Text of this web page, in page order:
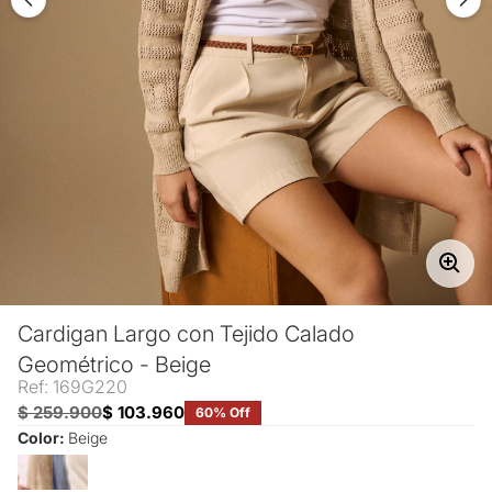
Cardigan Largo con Tejido Calado
Geométrico - Beige
Ref: 169G220
$ 259.900$ 103.960 60% Off
Color: Beige